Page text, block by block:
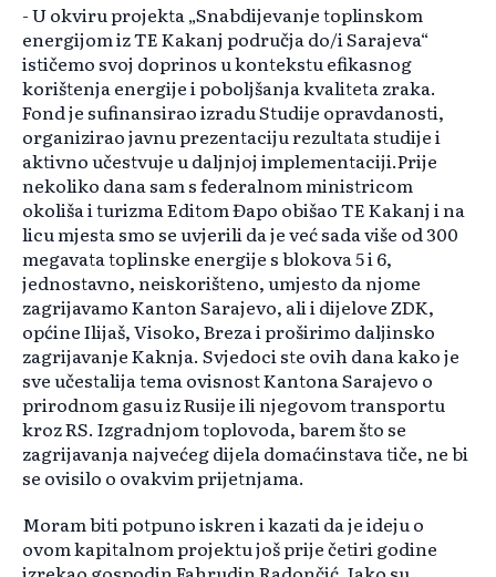
- U okviru projekta „Snabdijevanje toplinskom
energijom iz TE Kakanj područja do/i Sarajeva“
ističemo svoj doprinos u kontekstu efikasnog
korištenja energije i poboljšanja kvaliteta zraka.
Fond je sufinansirao izradu Studije opravdanosti,
organizirao javnu prezentaciju rezultata studije i
aktivno učestvuje u daljnjoj implementaciji.Prije
nekoliko dana sam s federalnom ministricom
okoliša i turizma Editom Đapo obišao TE Kakanj i na
licu mjesta smo se uvjerili da je već sada više od 300
megavata toplinske energije s blokova 5 i 6,
jednostavno, neiskorišteno, umjesto da njome
zagrijavamo Kanton Sarajevo, ali i dijelove ZDK,
općine Ilijaš, Visoko, Breza i proširimo daljinsko
zagrijavanje Kaknja. Svjedoci ste ovih dana kako je
sve učestalija tema ovisnost Kantona Sarajevo o
prirodnom gasu iz Rusije ili njegovom transportu
kroz RS. Izgradnjom toplovoda, barem što se
zagrijavanja najvećeg dijela domaćinstava tiče, ne bi
se ovisilo o ovakvim prijetnjama.
Moram biti potpuno iskren i kazati da je ideju o
ovom kapitalnom projektu još prije četiri godine